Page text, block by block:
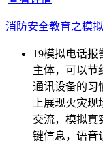
消防安全教育之模
19模拟电话报
主体，可以节
通讯设备的习
上展现火灾
交流，模拟真
键信息，语音